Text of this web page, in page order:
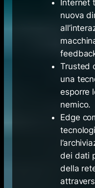
Internet
nuova
Trusted
una
esporre
nemico.
Edge
dei dati
della